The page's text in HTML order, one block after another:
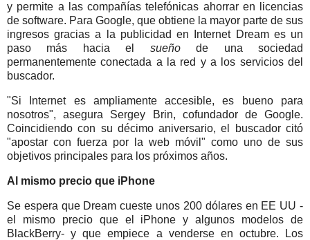
y permite a las compañías telefónicas ahorrar en licencias
de software. Para Google, que obtiene la mayor parte de sus
ingresos gracias a la publicidad en Internet Dream es un
paso más hacia el sueñode una sociedad
permanentemente conectada a la red y a los servicios del
buscador.
"Si Internet es ampliamente accesible, es bueno para
nosotros", asegura Sergey Brin, cofundador de Google.
Coincidiendo con su décimo aniversario, el buscador citó
"apostar con fuerza por la web móvil" como uno de sus
objetivos principales para los próximos años.
Al mismo precio que iPhone
Se espera que Dream cueste unos 200 dólares en EE UU -
el mismo precio que el iPhone y algunos modelos de
BlackBerry- y que empiece a venderse en octubre. Los